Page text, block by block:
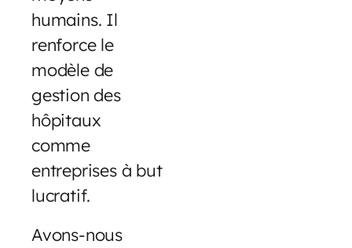
humains. Il
renforce le
modèle de
gestion des
hôpitaux
comme
entreprises à but
lucratif.
Avons-nous